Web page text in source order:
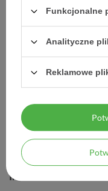
MOJE ZAMÓWIENIE
MOJE KONTO
INFORMACJE
Funkcjonalne
Analityczne
Reklamowe